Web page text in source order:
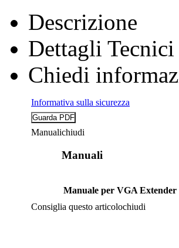
Descrizione
Dettagli Tecnici
Chiedi
Informativa sulla sicurezza
Manualichiudi
Manuali
Manuale per VGA Extender
Consiglia questo articolochiudi